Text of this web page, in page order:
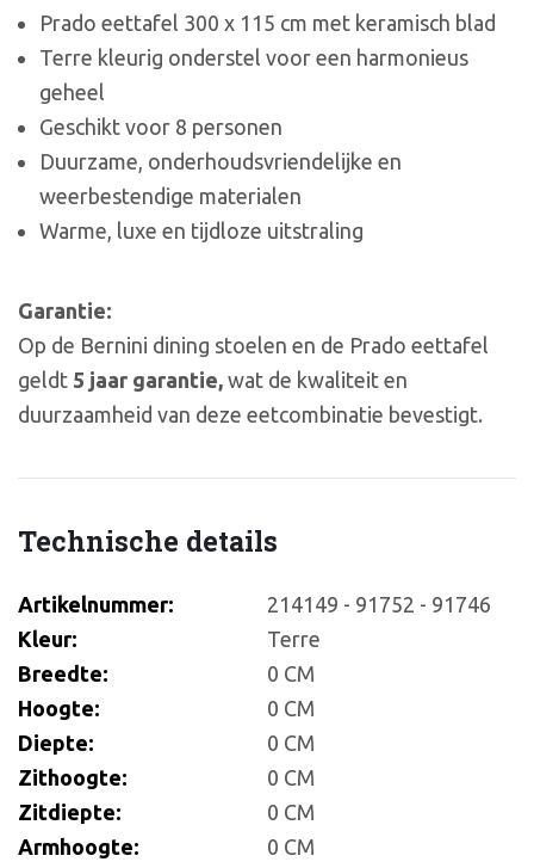
Prado eettafel 300 x 115 cm met keramisch blad
Terre kleurig onderstel voor een harmonieus
geheel
Geschikt voor 8 personen
Duurzame, onderhoudsvriendelijke en
weerbestendige materialen
Warme, luxe en tijdloze uitstraling
Garantie:
Op de Bernini dining stoelen en de Prado eettafel
geldt 5 jaar garantie, wat de kwaliteit en
duurzaamheid van deze eetcombinatie bevestigt.
Technische details
Artikelnummer:
214149 - 91752 - 91746
Kleur:
Terre
Breedte:
0 CM
Hoogte:
0 CM
Diepte:
0 CM
Zithoogte:
0 CM
Zitdiepte:
0 CM
Armhoogte:
0 CM